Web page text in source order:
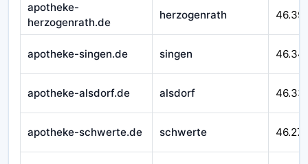
apotheke-
herzogenrath.de
herzogenrath
apotheke-singen.de singen
apotheke-alsdorf.de alsdorf
apotheke-schwerte.de schwerte